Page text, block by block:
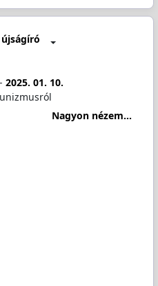
- 2025. 01. 10.
Nagyon nézem...